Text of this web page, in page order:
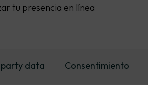
tu presencia en línea
data Consentimiento